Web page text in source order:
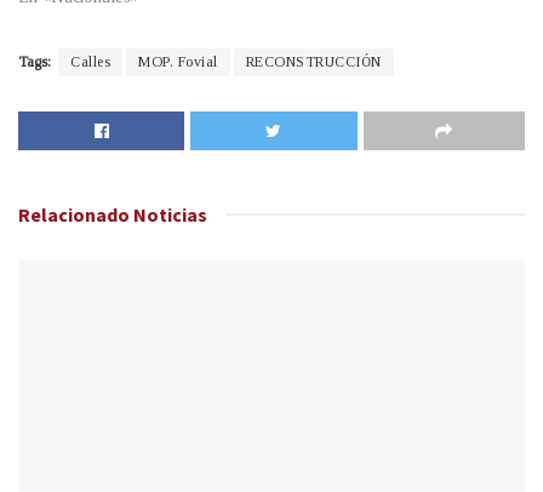
Tags: Calles MOP. Fovial RECONSTRUCCIÓN
Relacionado Noticias